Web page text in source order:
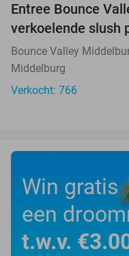
Entree Bounce
verkoelende slush
Bounce Valley
Middelburg
Verkocht: 766
Win gratis
een
t.w.v.